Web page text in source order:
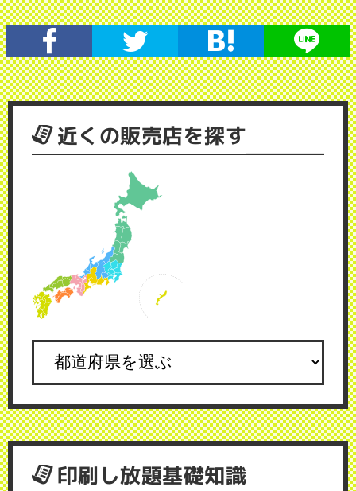
近くの販売店を探す
印刷し放題基礎知識